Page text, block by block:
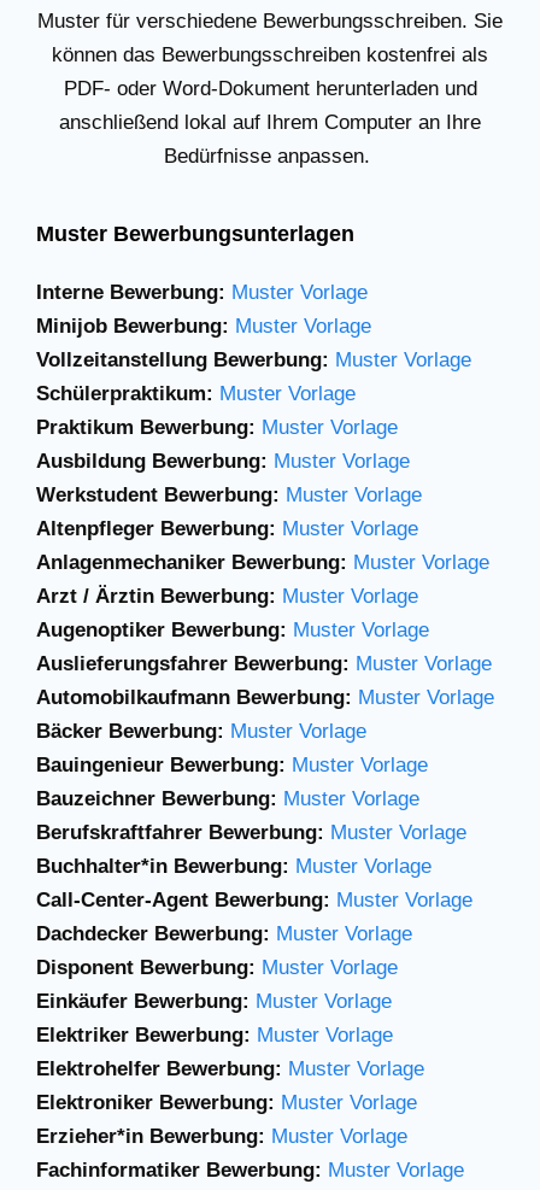
Muster für verschiedene Bewerbungsschreiben. Sie
können das Bewerbungsschreiben kostenfrei als
PDF- oder Word-Dokument herunterladen und
anschließend lokal auf Ihrem Computer an Ihre
Bedürfnisse anpassen.
Muster Bewerbungsunterlagen
Interne Bewerbung: Muster Vorlage
Minijob Bewerbung: Muster Vorlage
Vollzeitanstellung Bewerbung: Muster Vorlage
Schülerpraktikum: Muster Vorlage
Praktikum Bewerbung: Muster Vorlage
Ausbildung Bewerbung: Muster Vorlage
Werkstudent Bewerbung: Muster Vorlage
Altenpfleger Bewerbung: Muster Vorlage
Anlagenmechaniker Bewerbung: Muster Vorlage
Arzt / Ärztin Bewerbung: Muster Vorlage
Augenoptiker Bewerbung: Muster Vorlage
Auslieferungsfahrer Bewerbung: Muster Vorlage
Automobilkaufmann Bewerbung: Muster Vorlage
Bäcker Bewerbung: Muster Vorlage
Bauingenieur Bewerbung: Muster Vorlage
Bauzeichner Bewerbung: Muster Vorlage
Berufskraftfahrer Bewerbung: Muster Vorlage
Buchhalter*in Bewerbung: Muster Vorlage
Call-Center-Agent Bewerbung: Muster Vorlage
Dachdecker Bewerbung: Muster Vorlage
Disponent Bewerbung: Muster Vorlage
Einkäufer Bewerbung: Muster Vorlage
Elektriker Bewerbung: Muster Vorlage
Elektrohelfer Bewerbung: Muster Vorlage
Elektroniker Bewerbung: Muster Vorlage
Erzieher*in Bewerbung: Muster Vorlage
Fachinformatiker Bewerbung: Muster Vorlage